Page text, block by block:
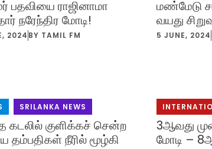
பதவியை ராஜினாமா
நரேந்திர மோடி!
2024 BY TAMIL FM
மண்மேடு
வயது
5 JUNE, 2024
SRILANKA NEWS
கடலில் குளிக்கச் சென்ற
தம்பதிகள் நீரில் மூழ்கி
3ஆவது
மோடி –